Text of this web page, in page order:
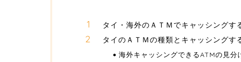
タイ・海外のＡＴＭでキャッシングす
タイのＡＴＭの種類とキャッシングす
海外キャッシングできるATMの見分